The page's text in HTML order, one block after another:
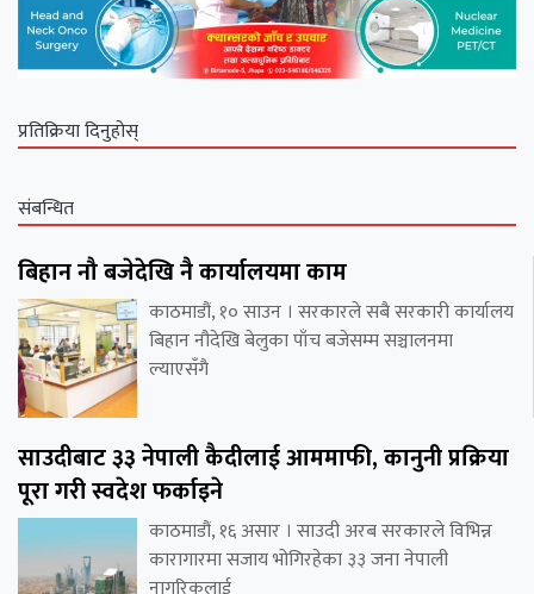
प्रतिक्रिया दिनुहोस्
संबन्धित
बिहान नौ बजेदेखि नै कार्यालयमा काम
काठमाडौं, १० साउन । सरकारले सबै सरकारी कार्यालय
बिहान नौदेखि बेलुका पाँच बजेसम्म सञ्चालनमा
ल्याएसँगै
साउदीबाट ३३ नेपाली कैदीलाई आममाफी, कानुनी प्रक्रिया
पूरा गरी स्वदेश फर्काइने
काठमाडौं, १६ असार । साउदी अरब सरकारले विभिन्न
कारागारमा सजाय भोगिरहेका ३३ जना नेपाली